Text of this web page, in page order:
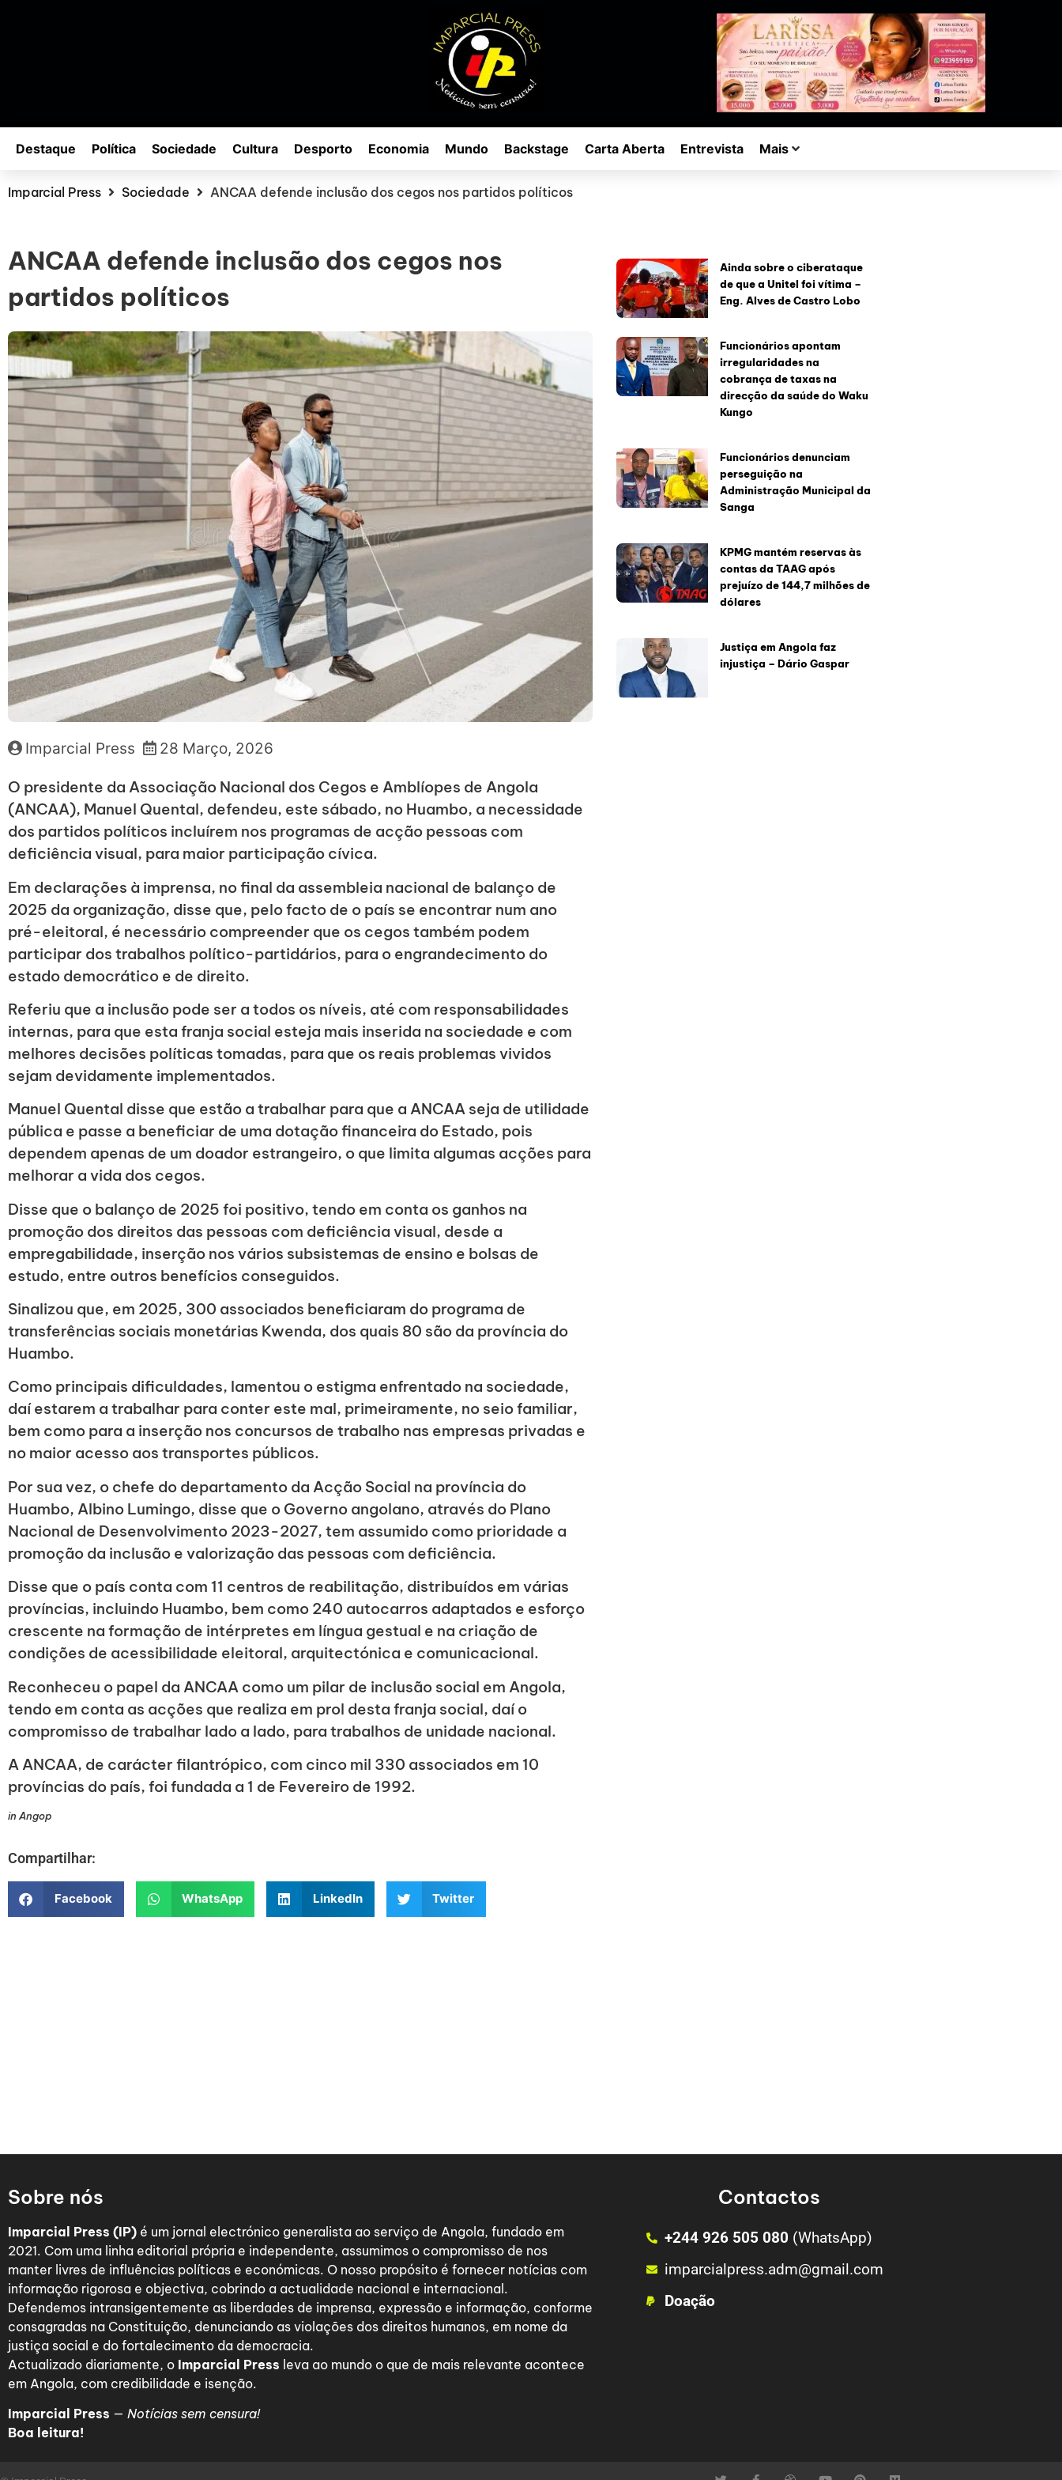
Destaque Política Sociedade Cultura Desporto Economia Mundo Backstage Carta Aberta Entrevista Mais
Imparcial Press Sociedade ANCAA defende inclusão dos cegos nos partidos políticos
ANCAA defende inclusão dos cegos nos
partidos políticos
Imparcial Press 28 Março, 2026
O presidente da Associação Nacional dos Cegos e Amblíopes de Angola
(ANCAA), Manuel Quental, defendeu, este sábado, no Huambo, a necessidade
dos partidos políticos incluírem nos programas de acção pessoas com
deficiência visual, para maior participação cívica.
Em declarações à imprensa, no final da assembleia nacional de balanço de
2025 da organização, disse que, pelo facto de o país se encontrar num ano
pré-eleitoral, é necessário compreender que os cegos também podem
participar dos trabalhos político-partidários, para o engrandecimento do
estado democrático e de direito.
Referiu que a inclusão pode ser a todos os níveis, até com responsabilidades
internas, para que esta franja social esteja mais inserida na sociedade e com
melhores decisões políticas tomadas, para que os reais problemas vividos
sejam devidamente implementados.
Manuel Quental disse que estão a trabalhar para que a ANCAA seja de utilidade
pública e passe a beneficiar de uma dotação financeira do Estado, pois
dependem apenas de um doador estrangeiro, o que limita algumas acções para
melhorar a vida dos cegos.
Disse que o balanço de 2025 foi positivo, tendo em conta os ganhos na
promoção dos direitos das pessoas com deficiência visual, desde a
empregabilidade, inserção nos vários subsistemas de ensino e bolsas de
estudo, entre outros benefícios conseguidos.
Sinalizou que, em 2025, 300 associados beneficiaram do programa de
transferências sociais monetárias Kwenda, dos quais 80 são da província do
Huambo.
Como principais dificuldades, lamentou o estigma enfrentado na sociedade,
daí estarem a trabalhar para conter este mal, primeiramente, no seio familiar,
bem como para a inserção nos concursos de trabalho nas empresas privadas e
no maior acesso aos transportes públicos.
Por sua vez, o chefe do departamento da Acção Social na província do
Huambo, Albino Lumingo, disse que o Governo angolano, através do Plano
Nacional de Desenvolvimento 2023-2027, tem assumido como prioridade a
promoção da inclusão e valorização das pessoas com deficiência.
Disse que o país conta com 11 centros de reabilitação, distribuídos em várias
províncias, incluindo Huambo, bem como 240 autocarros adaptados e esforço
crescente na formação de intérpretes em língua gestual e na criação de
condições de acessibilidade eleitoral, arquitectónica e comunicacional.
Reconheceu o papel da ANCAA como um pilar de inclusão social em Angola,
tendo em conta as acções que realiza em prol desta franja social, daí o
compromisso de trabalhar lado a lado, para trabalhos de unidade nacional.
A ANCAA, de carácter filantrópico, com cinco mil 330 associados em 10
províncias do país, foi fundada a 1 de Fevereiro de 1992.
in Angop
Compartilhar:
Facebook WhatsApp LinkedIn Twitter
Ainda sobre o ciberataque
de que a Unitel foi vítima –
Eng. Alves de Castro Lobo
Funcionários apontam
irregularidades na
cobrança de taxas na
direcção da saúde do Waku
Kungo
Funcionários denunciam
perseguição na
Administração Municipal da
Sanga
KPMG mantém reservas às
contas da TAAG após
prejuízo de 144,7 milhões de
dólares
Justiça em Angola faz
injustiça – Dário Gaspar
Sobre nós
Imparcial Press (IP) é um jornal electrónico generalista ao serviço de Angola, fundado em
2021. Com uma linha editorial própria e independente, assumimos o compromisso de nos
manter livres de influências políticas e económicas. O nosso propósito é fornecer notícias com
informação rigorosa e objectiva, cobrindo a actualidade nacional e internacional.
Defendemos intransigentemente as liberdades de imprensa, expressão e informação, conforme
consagradas na Constituição, denunciando as violações dos direitos humanos, em nome da
justiça social e do fortalecimento da democracia.
Actualizado diariamente, o Imparcial Press leva ao mundo o que de mais relevante acontece
em Angola, com credibilidade e isenção.
Imparcial Press — Notícias sem censura!
Boa leitura!
Contactos
+244 926 505 080 (WhatsApp)
imparcialpress.adm@gmail.com
Doação